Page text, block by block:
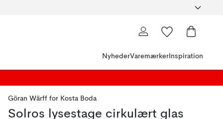
NyhederVaremærker Inspiration
Göran Wärff for Kosta Boda
Solros lysestage cirkulært glas